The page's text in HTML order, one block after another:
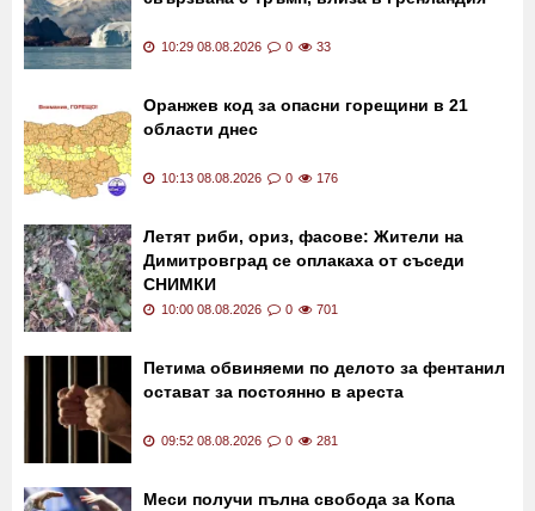
10:29 08.08.2026 0 33
Оранжев код за опасни горещини в 21
области днес
10:13 08.08.2026 0 176
Летят риби, ориз, фасове: Жители на
Димитровград се оплакаха от съседи
СНИМКИ
10:00 08.08.2026 0 701
Петима обвиняеми по делото за фентанил
остават за постоянно в ареста
09:52 08.08.2026 0 281
Меси получи пълна свобода за Копа